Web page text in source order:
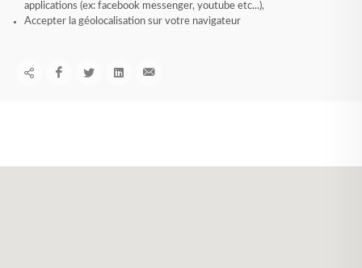
applications (ex: facebook messenger, youtube etc...),
Accepter la géolocalisation sur votre navigateur